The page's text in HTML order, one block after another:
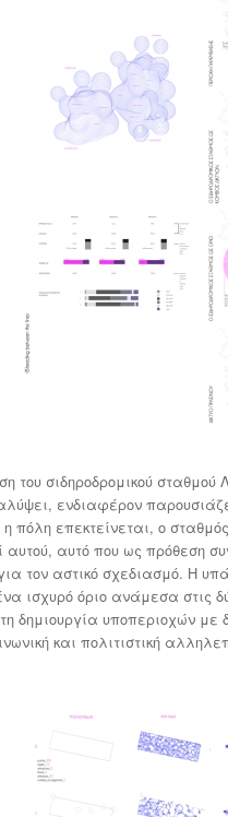
του σιδηροδρομικού
ενδιαφέρον
πόλη επεκτείνεται, ο
αυτού, αυτό που ως πρόθεση
τον αστικό σχεδιασμό. Η
ισχυρό όριο ανάμεσα στις
δημιουργία υποπεριοχών με
και πολιτιστική